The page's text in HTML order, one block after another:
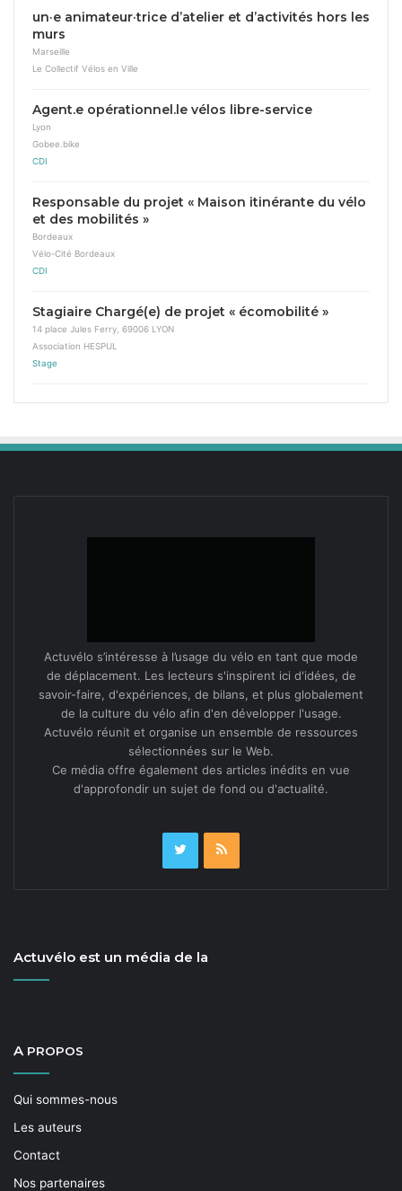
un·e animateur·trice d’atelier et d’activités hors les
murs
Marseille
Le Collectif Vélos en Ville
Agent.e opérationnel.le vélos libre-service
Lyon
Gobee.bike
CDI
Responsable du projet « Maison itinérante du vélo
et des mobilités »
Bordeaux
Vélo-Cité Bordeaux
CDI
Stagiaire Chargé(e) de projet « écomobilité »
14 place Jules Ferry, 69006 LYON
Association HESPUL
Stage
Actuvélo s’intéresse à l’usage du vélo en tant que mode
de déplacement. Les lecteurs s'inspirent ici d'idées, de
savoir-faire, d'expériences, de bilans, et plus globalement
de la culture du vélo afin d'en développer l'usage.
Actuvélo réunit et organise un ensemble de ressources
sélectionnées sur le Web.
Ce média offre également des articles inédits en vue
d'approfondir un sujet de fond ou d'actualité.
Actuvélo est un média de la
A PROPOS
Qui sommes-nous
Les auteurs
Contact
Nos partenaires